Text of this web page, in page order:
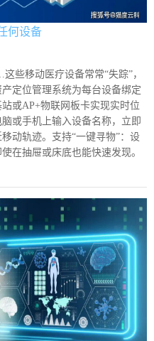
何设备
些移动医疗设备常常“失踪”，
定位管理系统为每台设备绑定
或AP+物联网板卡实现实时位
或手机上输入设备名称，立即
动轨迹。支持“一键寻物”：设
在抽屉或床底也能快速发现。